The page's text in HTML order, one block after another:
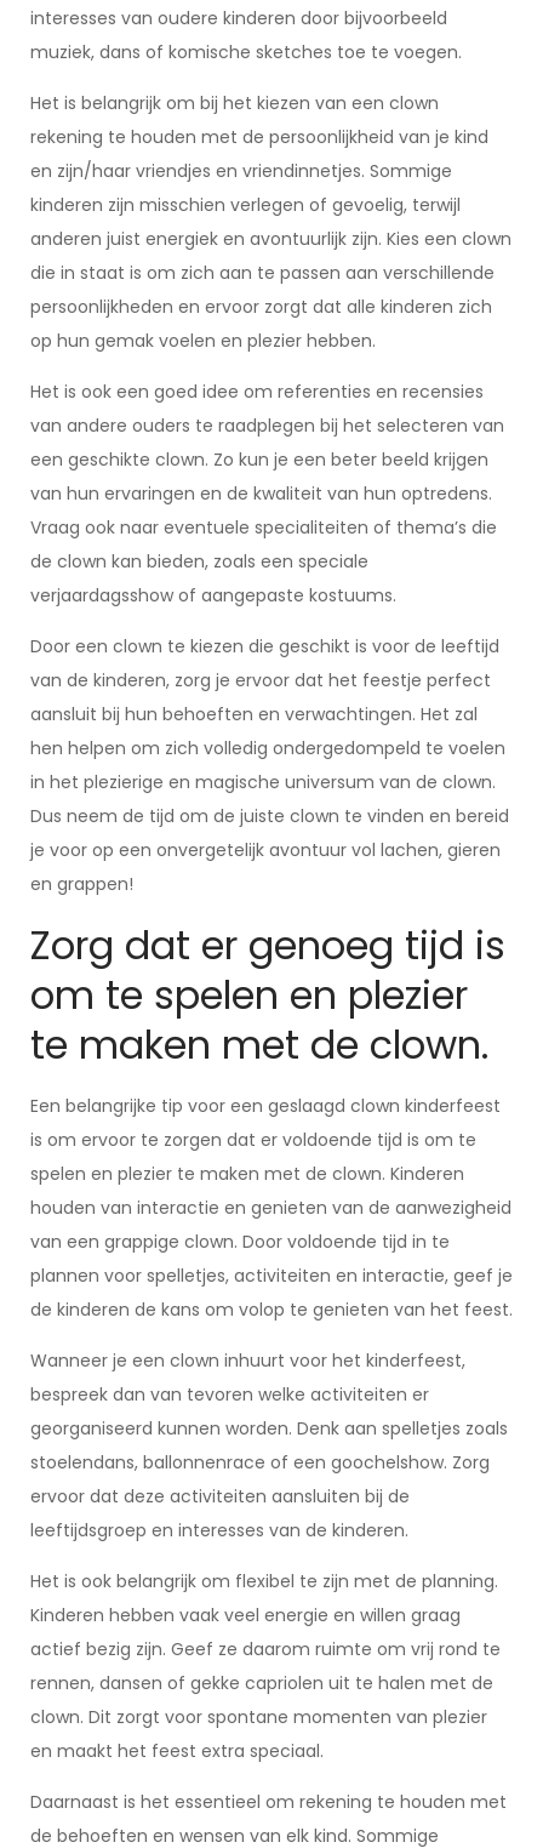
interesses van oudere kinderen door bijvoorbeeld
muziek, dans of komische sketches toe te voegen.
Het is belangrijk om bij het kiezen van een clown
rekening te houden met de persoonlijkheid van je kind
en zijn/haar vriendjes en vriendinnetjes. Sommige
kinderen zijn misschien verlegen of gevoelig, terwijl
anderen juist energiek en avontuurlijk zijn. Kies een clown
die in staat is om zich aan te passen aan verschillende
persoonlijkheden en ervoor zorgt dat alle kinderen zich
op hun gemak voelen en plezier hebben.
Het is ook een goed idee om referenties en recensies
van andere ouders te raadplegen bij het selecteren van
een geschikte clown. Zo kun je een beter beeld krijgen
van hun ervaringen en de kwaliteit van hun optredens.
Vraag ook naar eventuele specialiteiten of thema’s die
de clown kan bieden, zoals een speciale
verjaardagsshow of aangepaste kostuums.
Door een clown te kiezen die geschikt is voor de leeftijd
van de kinderen, zorg je ervoor dat het feestje perfect
aansluit bij hun behoeften en verwachtingen. Het zal
hen helpen om zich volledig ondergedompeld te voelen
in het plezierige en magische universum van de clown.
Dus neem de tijd om de juiste clown te vinden en bereid
je voor op een onvergetelijk avontuur vol lachen, gieren
en grappen!
Zorg dat er genoeg tijd is
om te spelen en plezier
te maken met de clown.
Een belangrijke tip voor een geslaagd clown kinderfeest
is om ervoor te zorgen dat er voldoende tijd is om te
spelen en plezier te maken met de clown. Kinderen
houden van interactie en genieten van de aanwezigheid
van een grappige clown. Door voldoende tijd in te
plannen voor spelletjes, activiteiten en interactie, geef je
de kinderen de kans om volop te genieten van het feest.
Wanneer je een clown inhuurt voor het kinderfeest,
bespreek dan van tevoren welke activiteiten er
georganiseerd kunnen worden. Denk aan spelletjes zoals
stoelendans, ballonnenrace of een goochelshow. Zorg
ervoor dat deze activiteiten aansluiten bij de
leeftijdsgroep en interesses van de kinderen.
Het is ook belangrijk om flexibel te zijn met de planning.
Kinderen hebben vaak veel energie en willen graag
actief bezig zijn. Geef ze daarom ruimte om vrij rond te
rennen, dansen of gekke capriolen uit te halen met de
clown. Dit zorgt voor spontane momenten van plezier
en maakt het feest extra speciaal.
Daarnaast is het essentieel om rekening te houden met
de behoeften en wensen van elk kind. Sommige